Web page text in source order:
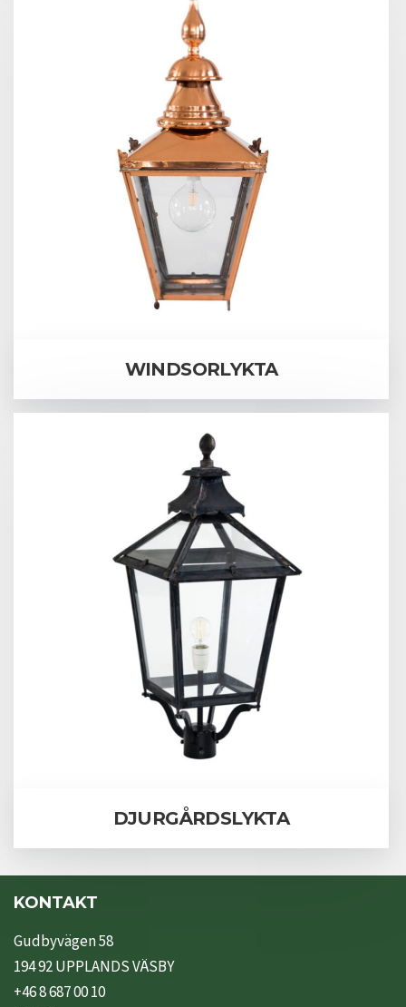
WINDSORLYKTA
DJURGÅRDSLYKTA
KONTAKT
Gudbyvägen 58
194 92 UPPLANDS VÄSBY
+46 8 687 00 10